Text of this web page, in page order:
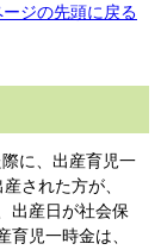
ージの先頭に戻る
に、出産育児一
された方が、
出産日が社会保
児一時金は、